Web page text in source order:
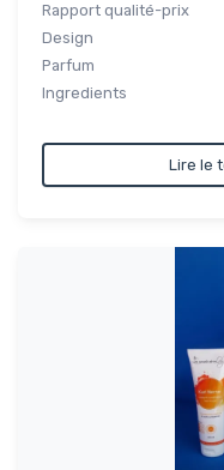
Rapport qualité-prix
Design
Parfum
Ingredients
Lire le